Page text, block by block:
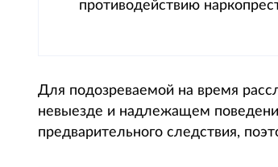
противодействию
Для подозреваемой на время
невыезде и надлежащем
предварительного следствия,